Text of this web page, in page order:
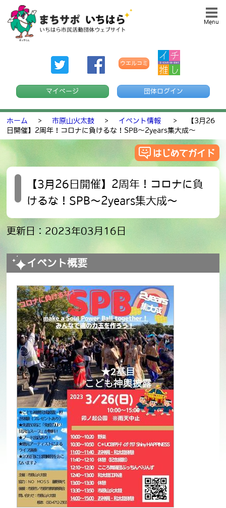
マイページ 団体ログイン
ウエルコミ
Menu
ホーム > 市原山火太鼓 > イベント情報 >
【3月26
日開催】2周年！コロナに負けるな！SPB～2years集大成～
【3月26日開催】2周年！コロナに負
けるな！SPB～2years集大成～
更新日：2023年03月16日
イベント概要